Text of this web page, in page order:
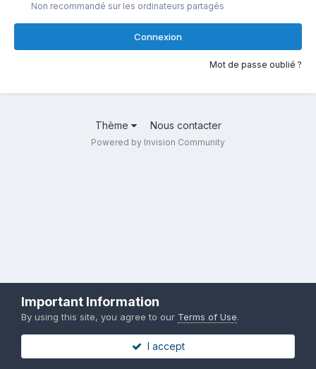
Non recommandé sur les ordinateurs partagés
Connexion
Mot de passe oublié ?
Thème Nous contacter
Powered by Invision Community
Important Information
By using this site, you agree to our Terms of Use.
I accept